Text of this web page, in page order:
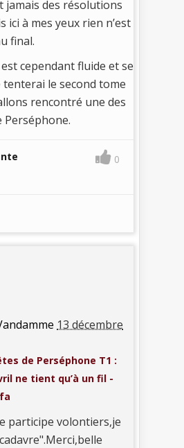
jamais des résolutions
ici à mes yeux rien n’est
final.
cependant fluide et se
tenterai le second tome
rencontré une des
Perséphone.
0
13 décembre
de Perséphone T1 :
ne tient qu’à un fil -
participe volontiers,je